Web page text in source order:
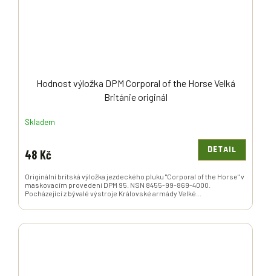
Hodnost výložka DPM Corporal of the Horse Velká
Británie originál
Skladem
48 Kč DETAIL
Originální britská výložka jezdeckého pluku "Corporal of the Horse" v
maskovacím provedení DPM 95. NSN 8455-99-869-4000.
Pocházející z bývalé výstroje Královské armády Velké...